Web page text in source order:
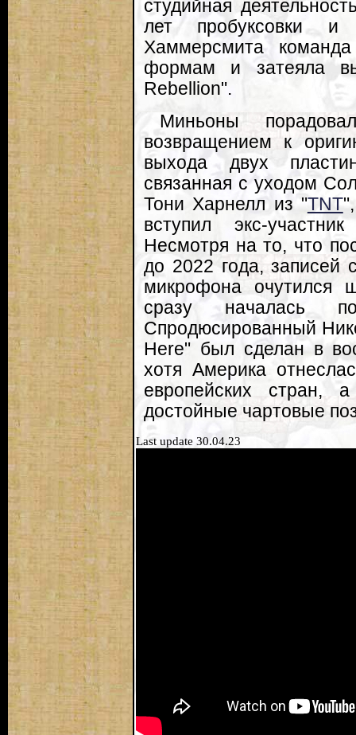
студийная
лет пробуксовки
Хаммерсмита
формам и затеяла
Rebellion".
Миньоны
возвращением к
выхода двух
связанная с уходом
Тони Харнелл из "TNT
вступил экс-
Несмотря на то, что
до 2022 года, записей
микрофона очутился
сразу началась
Спродюсированный
Here" был сделан в
хотя Америка
европейских стран,
достойные чартовые
Last update 30.04.23